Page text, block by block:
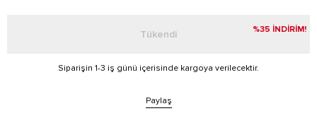
%35 İNDİRİM!
Tükendi
Siparişin 1-3 iş günü içerisinde kargoya verilecektir.
Paylaş